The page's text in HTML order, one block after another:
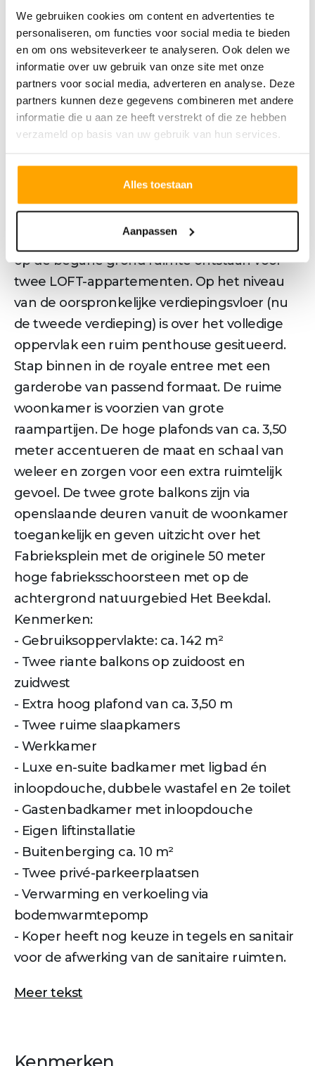
We gebruiken cookies om content en advertenties te
personaliseren, om functies voor social media te bieden
en om ons websiteverkeer te analyseren. Ook delen we
informatie over uw gebruik van onze site met onze
partners voor social media, adverteren en analyse. Deze
partners kunnen deze gegevens combineren met andere
informatie die u aan ze heeft verstrekt of die ze hebben
verzameld op basis van uw gebruik van hun services.
Alles toestaan
Aanpassen
van de openbare ruimte zijn er verwijzingen
naar het vroegere gebruik. Centraal in het
plan bevindt zich het herbouwde Accu- &
Pompengebouw. Op de oorspronkelijke plek
en de originele fundamenten, volledig in de
stijl van weleer. Een kroonjuweel met
installaties en alle comfort van dien. Door het
inpassen van een extra verdiepingsvloer is er
op de begane grond ruimte ontstaan voor
twee LOFT-appartementen. Op het niveau
van de oorspronkelijke verdiepingsvloer (nu
de tweede verdieping) is over het volledige
oppervlak een ruim penthouse gesitueerd.
Stap binnen in de royale entree met een
garderobe van passend formaat. De ruime
woonkamer is voorzien van grote
raampartijen. De hoge plafonds van ca. 3,50
meter accentueren de maat en schaal van
weleer en zorgen voor een extra ruimtelijk
gevoel. De twee grote balkons zijn via
openslaande deuren vanuit de woonkamer
toegankelijk en geven uitzicht over het
Fabrieksplein met de originele 50 meter
hoge fabrieksschoorsteen met op de
achtergrond natuurgebied Het Beekdal.
Kenmerken:
- Gebruiksoppervlakte: ca. 142 m²
- Twee riante balkons op zuidoost en
zuidwest
- Extra hoog plafond van ca. 3,50 m
- Twee ruime slaapkamers
- Werkkamer
- Luxe en-suite badkamer met ligbad én
inloopdouche, dubbele wastafel en 2e toilet
- Gastenbadkamer met inloopdouche
- Eigen liftinstallatie
- Buitenberging ca. 10 m²
- Twee privé-parkeerplaatsen
- Verwarming en verkoeling via
bodemwarmtepomp
- Koper heeft nog keuze in tegels en sanitair
voor de afwerking van de sanitaire ruimten.
Meer tekst